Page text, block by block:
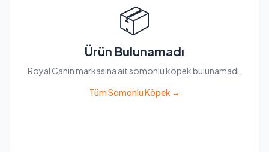
📦
Ürün Bulunamadı
Royal Canin markasına ait somonlu köpek bulunamadı.
Tüm Somonlu Köpek →